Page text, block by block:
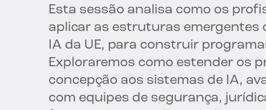
Esta sessão analisa como os
aplicar as estruturas emergentes
IA da UE, para construir
Exploraremos como estender os
concepção aos sistemas de IA,
com equipes de segurança,